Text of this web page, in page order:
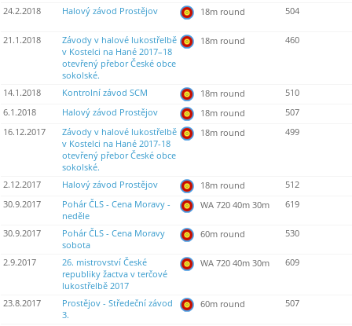
24.2.2018 Halový závod Prostějov 18m round 504
21.1.2018
Závody v halové lukostřelbě
v Kostelci na Hané 2017–18
otevřený přebor České obce
sokolské.
18m round 460
14.1.2018 Kontrolní závod SCM 18m round
510
6.1.2018
Halový závod Prostějov 18m round
507
16.12.2017
Závody v halové lukostřelbě
v Kostelci na Hané 2017-18
otevřený přebor České obce
sokolské.
18m round 499
2.12.2017 Halový závod Prostějov 18m round
512
30.9.2017
Pohár ČLS - Cena Moravy -
neděle
WA 720 40m 30m 619
30.9.2017
Pohár ČLS - Cena Moravy
sobota
60m round 530
2.9.2017
26. mistrovství České
republiky žactva v terčové
lukostřelbě 2017
WA 720 40m 30m 609
23.8.2017
Prostějov - Středeční závod
3.
60m round 507